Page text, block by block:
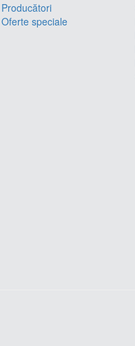
Producători
Oferte speciale